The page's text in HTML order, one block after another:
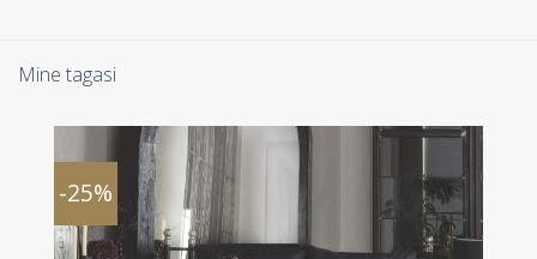
Mine tagasi
-25%